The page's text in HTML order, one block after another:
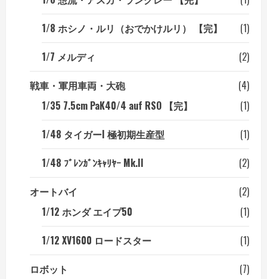
1/8 ホシノ・ルリ（おでかけルリ） 【完】
(1)
1/7 メルディ
(2)
戦車・軍用車両・大砲
(4)
1/35 7.5cm PaK40/4 auf RSO 【完】
(1)
1/48 タイガーI 極初期生産型
(1)
1/48 ﾌﾞﾚﾝｶﾞﾝｷｬﾘﾔｰ Mk.II
(2)
オートバイ
(2)
1/12 ホンダ エイプ50
(1)
1/12 XV1600 ロードスター
(1)
ロボット
(7)